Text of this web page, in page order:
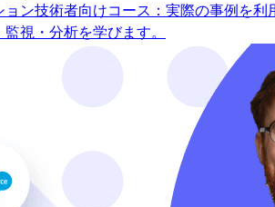
ョン技術者向けコース：実際の事例を利
視・分析を学びます。